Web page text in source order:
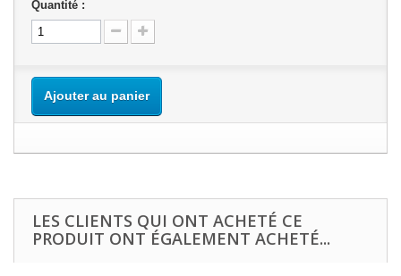
Quantité :
Ajouter au panier
LES CLIENTS QUI ONT ACHETÉ CE
PRODUIT ONT ÉGALEMENT ACHETÉ...